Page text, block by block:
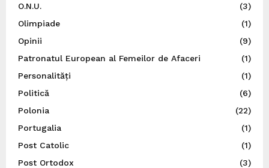
O.N.U.
(3)
Olimpiade
(1)
Opinii
(9)
Patronatul European al Femeilor de Afaceri
(1)
Personalități
(1)
Politică
(6)
Polonia
(22)
Portugalia
(1)
Post Catolic
(1)
Post Ortodox
(3)